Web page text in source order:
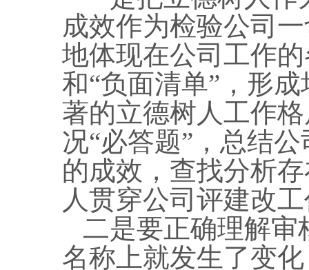
成效作为检验公司
地体现在公司工作
和“负面清单”，形
著的立德树人工作
况“必答题”，总结
的成效，查找分析
人贯穿公司评建改
二是要正确理解
名称上就发生了变